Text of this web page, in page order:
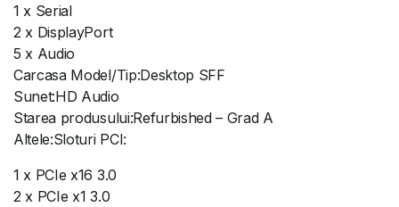
1 x Serial
2 x DisplayPort
5 x Audio
Carcasa Model/Tip:Desktop SFF
Sunet:HD Audio
Starea produsului:Refurbished – Grad A
Altele:Sloturi PCI:
1 x PCIe x16 3.0
2 x PCIe x1 3.0